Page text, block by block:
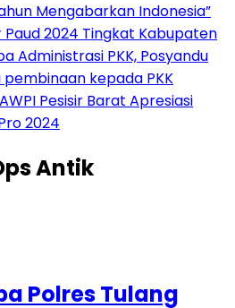
Mengabarkan Indonesia”
2024 Tingkat Kabupaten
Administrasi PKK, Posyandu
kepada PKK
AWPI Pesisir Barat Apresiasi
2024
Antik
Polres Tulang